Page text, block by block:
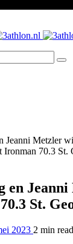
Ironman 70.3 St.
en
St.
2023 2 min read